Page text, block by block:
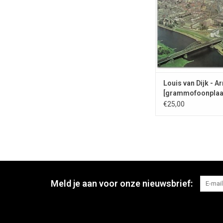
TOEVOEGEN AAN
Louis van Dijk -
€25,00
Meld je aan voor onze nieuwsbrief: